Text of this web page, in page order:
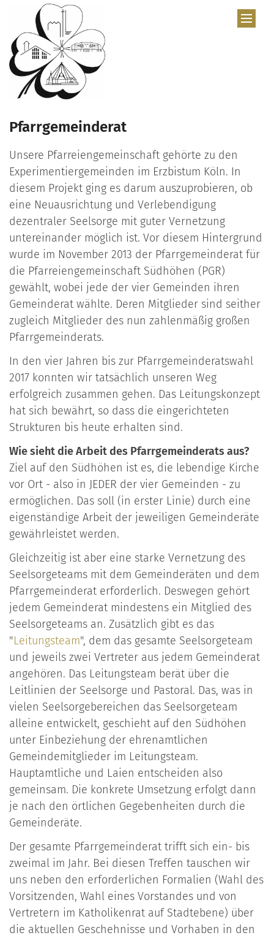
Zum Inhalt springen
Pfarrgemeinderat
Unsere Pfarreiengemeinschaft gehörte zu den
Experimentiergemeinden im Erzbistum Köln. In
diesem Projekt ging es darum auszuprobieren, ob
eine Neuausrichtung und Verlebendigung
dezentraler Seelsorge mit guter Vernetzung
untereinander möglich ist. Vor diesem Hintergrund
wurde im November 2013 der Pfarrgemeinderat für
die Pfarreiengemeinschaft Südhöhen (PGR)
gewählt, wobei jede der vier Gemeinden ihren
Gemeinderat wählte. Deren Mitglieder sind seither
zugleich Mitglieder des nun zahlenmäßig großen
Pfarrgemeinderats.
In den vier Jahren bis zur Pfarrgemeinderatswahl
2017 konnten wir tatsächlich unseren Weg
erfolgreich zusammen gehen. Das Leitungskonzept
hat sich bewährt, so dass die eingerichteten
Strukturen bis heute erhalten sind.
Wie sieht die Arbeit des Pfarrgemeinderats aus?
Ziel auf den Südhöhen ist es, die lebendige Kirche
vor Ort - also in JEDER der vier Gemeinden - zu
ermöglichen. Das soll (in erster Linie) durch eine
eigenständige Arbeit der jeweiligen Gemeinderäte
gewährleistet werden.
Gleichzeitig ist aber eine starke Vernetzung des
Seelsorgeteams mit dem Gemeinderäten und dem
Pfarrgemeinderat erforderlich. Deswegen gehört
jedem Gemeinderat mindestens ein Mitglied des
Seelsorgeteams an. Zusätzlich gibt es das
"Leitungsteam", dem das gesamte Seelsorgeteam
und jeweils zwei Vertreter aus jedem Gemeinderat
angehören. Das Leitungsteam berät über die
Leitlinien der Seelsorge und Pastoral. Das, was in
vielen Seelsorgebereichen das Seelsorgeteam
alleine entwickelt, geschieht auf den Südhöhen
unter Einbeziehung der ehrenamtlichen
Gemeindemitglieder im Leitungsteam.
Hauptamtliche und Laien entscheiden also
gemeinsam. Die konkrete Umsetzung erfolgt dann
je nach den örtlichen Gegebenheiten durch die
Gemeinderäte.
Der gesamte Pfarrgemeinderat trifft sich ein- bis
zweimal im Jahr. Bei diesen Treffen tauschen wir
uns neben den erforderlichen Formalien (Wahl des
Vorsitzenden, Wahl eines Vorstandes und von
Vertretern im Katholikenrat auf Stadtebene) über
die aktuellen Geschehnisse und Vorhaben in den